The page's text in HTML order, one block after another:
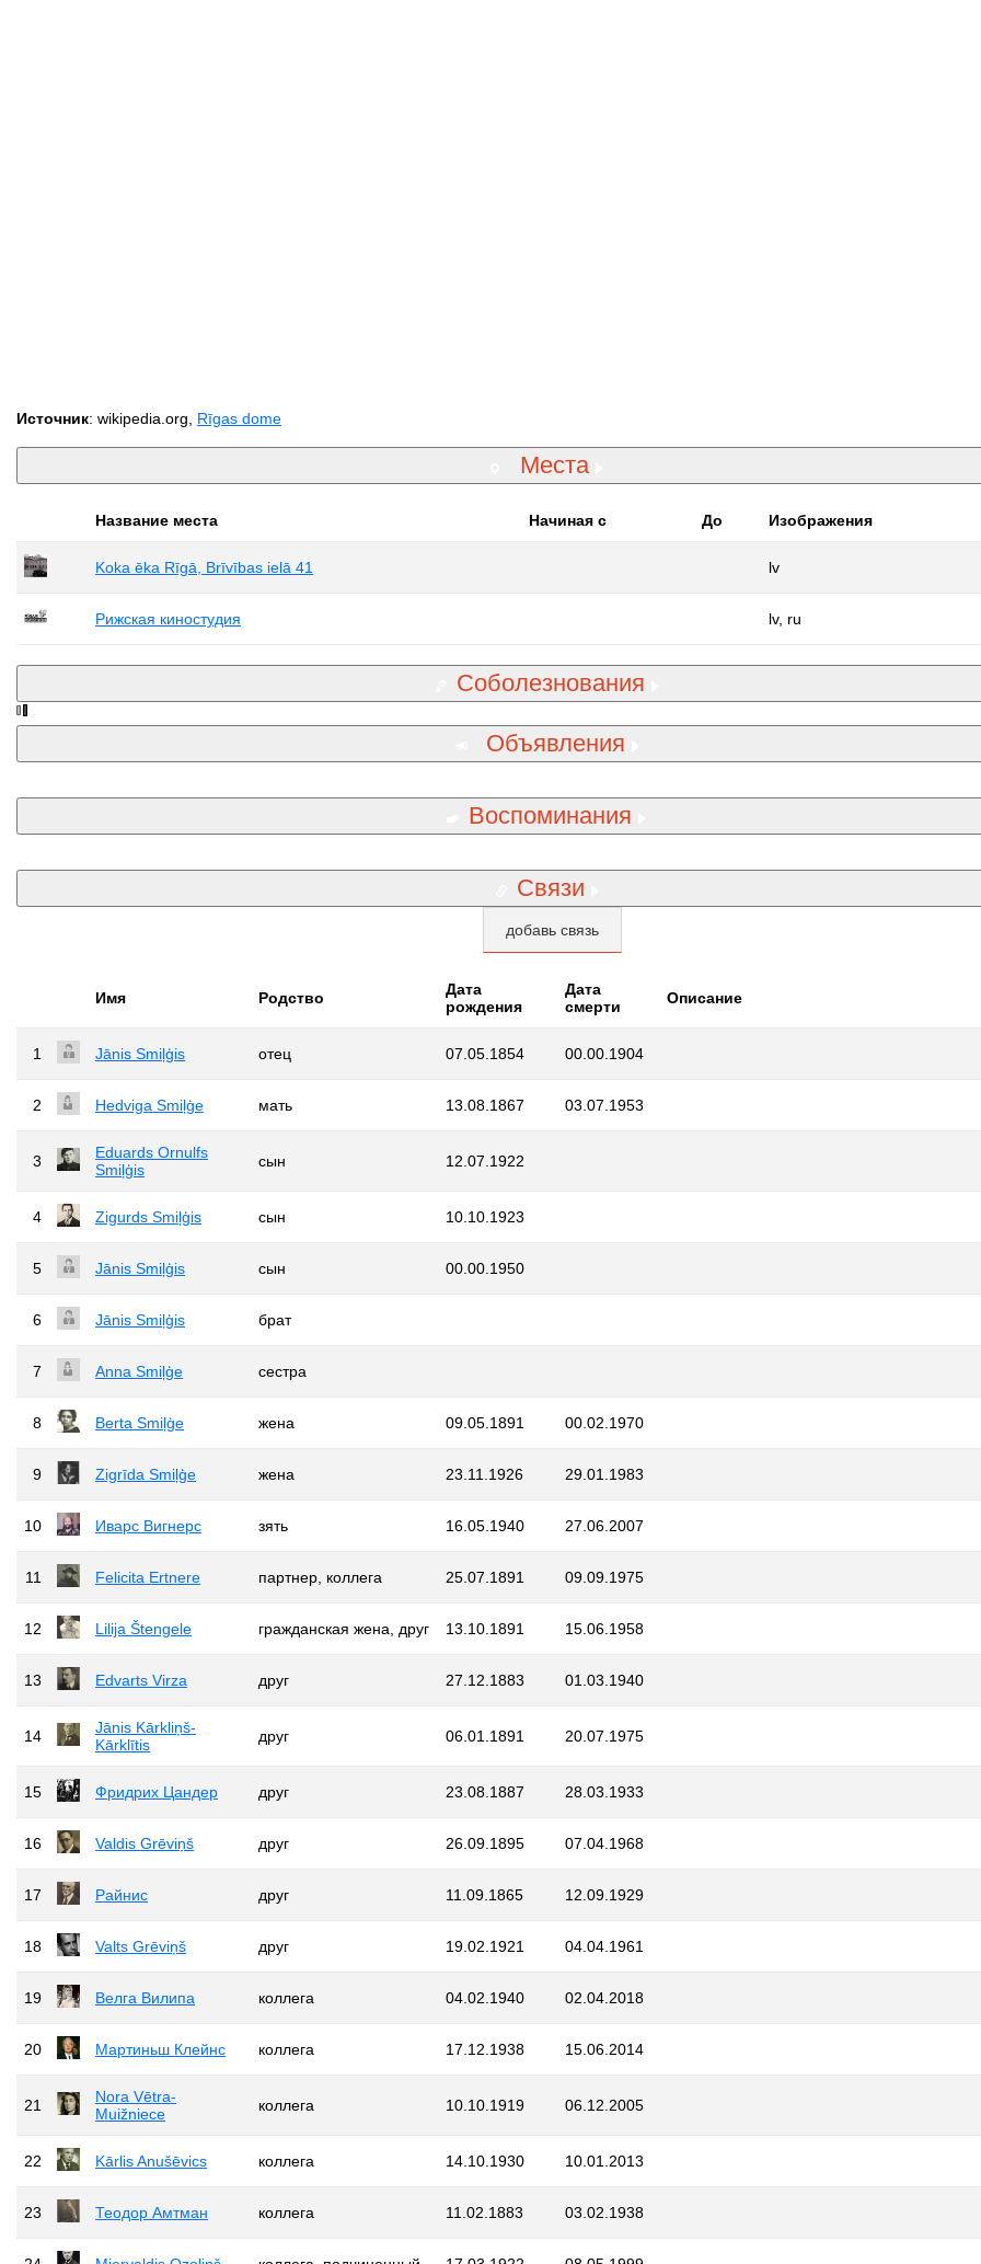
Источник: wikipedia.org, Rīgas dome
Места
Название места Начиная с До Изображения
Koka ēka Rīgā, Brīvības ielā 41 lv
Рижская киностудия lv, ru
Соболезнования
Объявления
Воспоминания
Связи
добавь связь
Имя Родство
Дата
рождения
Дата
смерти
Описание
1 Jānis Smiļģis отец 07.05.1854 00.00.1904
2 Hedviga Smiļģe мать 13.08.1867 03.07.1953
3
Eduards Ornulfs
Smiļģis
сын 12.07.1922
4 Zigurds Smiļģis сын 10.10.1923
5 Jānis Smiļģis сын 00.00.1950
6 Jānis Smiļģis брат
7 Anna Smiļģe сестра
8 Berta Smiļģe жена 09.05.1891 00.02.1970
9 Zigrīda Smiļģe жена 23.11.1926 29.01.1983
10 Иварс Вигнерс зять 16.05.1940 27.06.2007
11 Felicita Ertnere партнер, коллега 25.07.1891 09.09.1975
12 Lilija Štengele гражданская жена, друг 13.10.1891 15.06.1958
13 Edvarts Virza друг 27.12.1883 01.03.1940
14
Jānis Kārkliņš-
Kārklītis
друг 06.01.1891 20.07.1975
15 Фридрих Цандер друг 23.08.1887 28.03.1933
16 Valdis Grēviņš друг 26.09.1895 07.04.1968
17 Райнис друг 11.09.1865 12.09.1929
18 Valts Grēviņš друг 19.02.1921 04.04.1961
19 Велга Вилипа коллега 04.02.1940 02.04.2018
20 Мартиньш Клейнс коллега 17.12.1938 15.06.2014
21
Nora Vētra-
Muižniece
коллега 10.10.1919 06.12.2005
22 Kārlis Anušēvics коллега 14.10.1930 10.01.2013
23 Теодор Амтман коллега 11.02.1883 03.02.1938